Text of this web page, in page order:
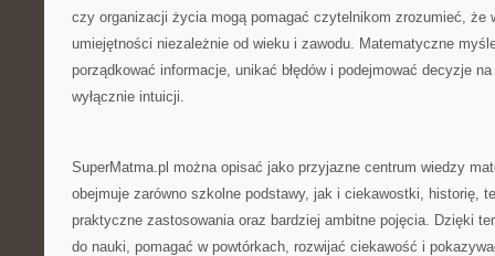
czy organizacji życia mogą pomagać czytelnikom zrozumieć, że
umiejętności niezależnie od wieku i zawodu. Matematyczne
porządkować informacje, unikać błędów i podejmować decyzje
wyłącznie intuicji.
SuperMatma.pl można opisać jako przyjazne centrum wiedzy
obejmuje zarówno szkolne podstawy, jak i ciekawostki, historię,
praktyczne zastosowania oraz bardziej ambitne pojęcia. Dzięki
do nauki, pomagać w powtórkach, rozwijać ciekawość i